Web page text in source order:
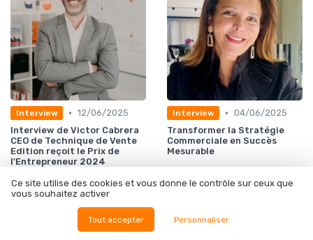
Interview • 12/06/2025
Interview de Victor Cabrera
CEO de Technique de Vente
Edition reçoit le Prix de
l'Entrepreneur 2024
Interview • 04/06/2025
Transformer la Stratégie
Commerciale en Succès
Mesurable
Ce site utilise des cookies et vous donne le contrôle sur ceux que
vous souhaitez activer
Tout accepter Personnaliser